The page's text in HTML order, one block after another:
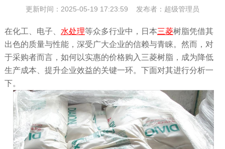
更新时间：2025-05-19 17:23:59 发布者：超级管理员
在化工、电子、 水处理等众多行业中，日本三菱树脂凭借其
出色的质量与性能，深受广大企业的信赖与青睐。然而，对
于采购者而言，如何以实惠的价格购入三菱树脂，成为降低
生产成本、提升企业效益的关键一环。下面对其进行分析一
下。